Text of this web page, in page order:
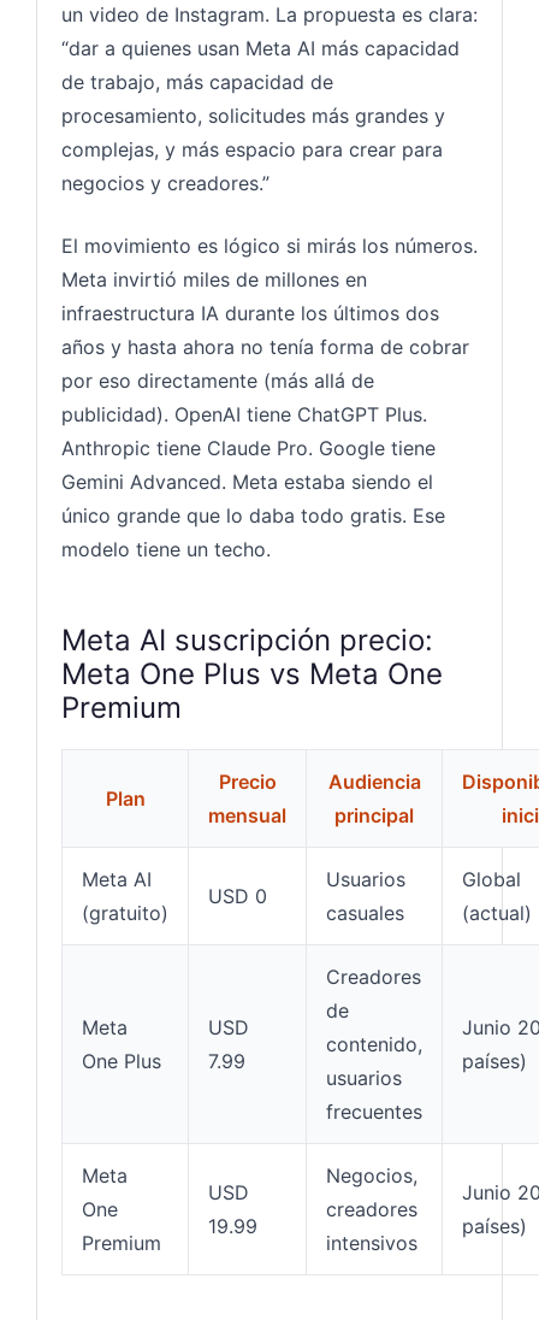
un video de Instagram. La propuesta es clara:
“dar a quienes usan Meta AI más capacidad
de trabajo, más capacidad de
procesamiento, solicitudes más grandes y
complejas, y más espacio para crear para
negocios y creadores.”
El movimiento es lógico si mirás los números.
Meta invirtió miles de millones en
infraestructura IA durante los últimos dos
años y hasta ahora no tenía forma de cobrar
por eso directamente (más allá de
publicidad). OpenAI tiene ChatGPT Plus.
Anthropic tiene Claude Pro. Google tiene
Gemini Advanced. Meta estaba siendo el
único grande que lo daba todo gratis. Ese
modelo tiene un techo.
Meta AI suscripción precio:
Meta One Plus vs Meta One
Premium
Plan
Precio
mensual
Audiencia
principal
Meta AI
(gratuito)
USD 0
Usuarios
casuales
Global
(actual)
Meta
One Plus
USD
7.99
Creadores
de
contenido,
usuarios
frecuentes
Junio
países)
Meta
One
Premium
USD
19.99
Negocios,
creadores
intensivos
Junio
países)